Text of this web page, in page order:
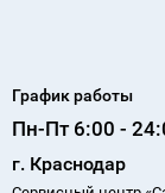
График работы
Пн-Пт 6:00 -
г. Краснодар